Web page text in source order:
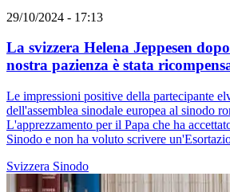
29/10/2024 - 17:13
La svizzera Helena Jeppesen
nostra pazienza è stata
Le impressioni positive della partecipante
dell'assemblea sinodale europea al sinodo
L'apprezzamento per il Papa che ha
Sinodo e non ha voluto scrivere
Svizzera Sinodo